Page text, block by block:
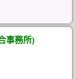
事務所)